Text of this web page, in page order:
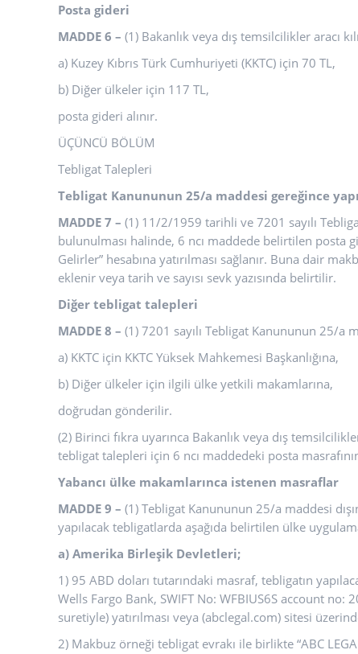
Posta gideri
MADDE 6 – (1) Bakanlık veya dış temsilcilikler aracı
a) Kuzey Kıbrıs Türk Cumhuriyeti (KKTC) için 70 TL,
b) Diğer ülkeler için 117 TL,
posta gideri alınır.
ÜÇÜNCÜ BÖLÜM
Tebligat Talepleri
Tebligat Kanununun 25/a maddesi gereğince
MADDE 7 – (1) 11/2/1959 tarihli ve 7201 sayılı
bulunulması halinde, 6 ncı maddede belirtilen posta
Gelirler” hesabına yatırılması sağlanır. Buna dair
eklenir veya tarih ve sayısı sevk yazısında belirtilir.
Diğer tebligat talepleri
MADDE 8 – (1) 7201 sayılı Tebligat Kanununun 25/a
a) KKTC için KKTC Yüksek Mahkemesi Başkanlığına,
b) Diğer ülkeler için ilgili ülke yetkili makamlarına,
doğrudan gönderilir.
(2) Birinci fıkra uyarınca Bakanlık veya dış
tebligat talepleri için 6 ncı maddedeki posta
Yabancı ülke makamlarınca istenen masraflar
MADDE 9 – (1) Tebligat Kanununun 25/a maddesi
yapılacak tebligatlarda aşağıda belirtilen ülke
a) Amerika Birleşik Devletleri;
1) 95 ABD doları tutarındaki masraf, tebligatın
Wells Fargo Bank, SWIFT No: WFBIUS6S account
suretiyle) yatırılması veya (abclegal.com) sitesi
2) Makbuz örneği tebligat evrakı ile birlikte “ABC